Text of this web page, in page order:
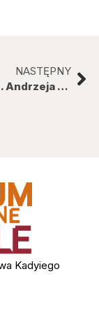
NASTĘPNY
Pamięci Śp. Andrzeja Krupy
Kadyiego